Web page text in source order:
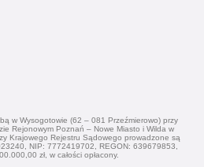
w Wysogotowie (62 – 081 Przeźmierowo) przy
Rejonowym Poznań – Nowe Miasto i Wilda w
Krajowego Rejestru Sądowego prowadzone są
NIP: 7772419702, REGON: 639679853,
zł, w całości opłacony.